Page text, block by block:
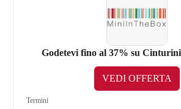
Godetevi fino al 37% su
VEDI OFFERTA
Termini